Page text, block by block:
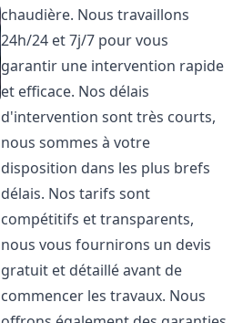
chaudière. Nous travaillons
24h/24 et 7j/7 pour vous
garantir une intervention rapide
et efficace. Nos délais
d'intervention sont très courts,
nous sommes à votre
disposition dans les plus brefs
délais. Nos tarifs sont
compétitifs et transparents,
nous vous fournirons un devis
gratuit et détaillé avant de
commencer les travaux. Nous